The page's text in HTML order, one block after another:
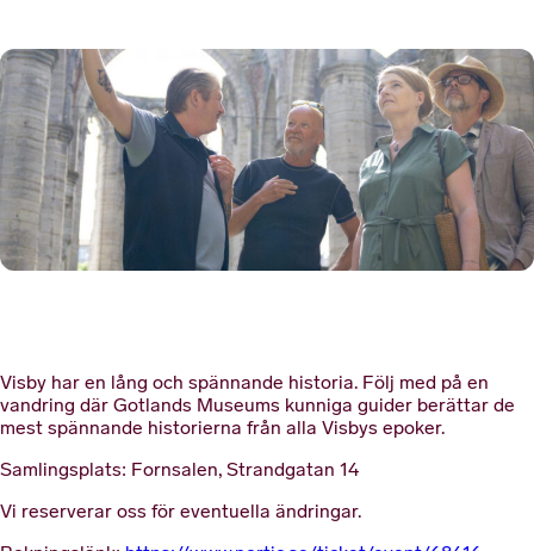
Visby har en lång och spännande historia. Följ med på en
vandring där Gotlands Museums kunniga guider berättar de
mest spännande historierna från alla Visbys epoker.
Samlingsplats: Fornsalen, Strandgatan 14
Vi reserverar oss för eventuella ändringar.